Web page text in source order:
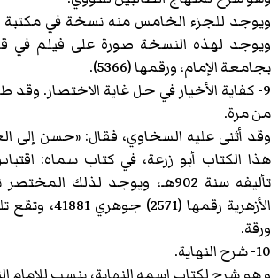
ويوجد للجزء الخامس منه نسخة في مكتبة
ويوجد لهذه النسخة صورة على فيلم
بجامعة الإمام، ورقمها (5366).
9- كفاية الأخيار في حل غاية الاختصار. وقد
من مرة.
وقد أثنى عليه السخاوي، فقال: «حسن إلى
هذا الكتاب أبو زرعة، في كتاب سماه:
تأليفه سنة 902هـ، ويوجد لذلك
ورقة.
10- شرح النهاية.